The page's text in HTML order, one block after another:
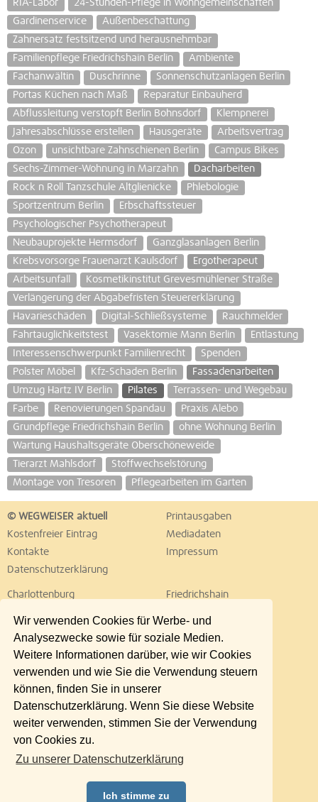
Wir verwenden Cookies für Werbe- und
Analysezwecke sowie für soziale Medien.
Weitere Informationen darüber, wie wir Cookies
verwenden und wie Sie die Verwendung steuern
können, finden Sie in unserer
Datenschutzerklärung. Wenn Sie diese Website
weiter verwenden, stimmen Sie der Verwendung
von Cookies zu.
Zu unserer Datenschutzerklärung
Ich stimme zu
RIA-Labor
24-Stunden-Pflege in Wohngemeinschaften
Gardinenservice
Außenbeschattung
Zahnersatz festsitzend und herausnehmbar
Familienpflege Friedrichshain Berlin
Ambiente
Fachanwältin
Duschrinne
Sonnenschutzanlagen Berlin
Portas Küchen nach Maß
Reparatur Einbauherd
Abflussleitung verstopft Berlin Bohnsdorf
Klempnerei
Jahresabschlüsse erstellen
Hausgeräte
Arbeitsvertrag
Ozon
unsichtbare Zahnschienen Berlin
Campus Bikes
Sechs-Zimmer-Wohnung in Marzahn
Dacharbeiten
Rock n Roll Tanzschule Altglienicke
Phlebologie
Sportzentrum Berlin
Erbschaftssteuer
Psychologischer Psychotherapeut
Neubauprojekte Hermsdorf
Ganzglasanlagen Berlin
Krebsvorsorge Frauenarzt Kaulsdorf
Ergotherapeut
Arbeitsunfall
Kosmetikinstitut Grevesmühlener Straße
Verlängerung der Abgabefristen Steuererklärung
Havarieschäden
Digital-Schließsysteme
Rauchmelder
Fahrtauglichkeitstest
Vasektomie Mann Berlin
Entlastung
Interessenschwerpunkt Familienrecht
Spenden
Polster Möbel
Kfz-Schaden Berlin
Fassadenarbeiten
Umzug Hartz IV Berlin
Pilates
Terrassen- und Wegebau
Farbe
Renovierungen Spandau
Praxis Alebo
Grundpflege Friedrichshain Berlin
ohne Wohnung Berlin
Wartung Haushaltsgeräte Oberschöneweide
Tierarzt Mahlsdorf
Stoffwechselstörung
Montage von Tresoren
Pflegearbeiten im Garten
© WEGWEISER aktuell
Printausgaben
Kostenfreier Eintrag
Mediadaten
Kontakte
Impressum
Datenschutzerklärung
Charlottenburg
Friedrichshain
Lichtenberg
Marzahn
Neukölln
Pankow
Reinickendorf
Schöneberg
Spandau
Steglitz
Tempelhof
Treptow
Umland Ost